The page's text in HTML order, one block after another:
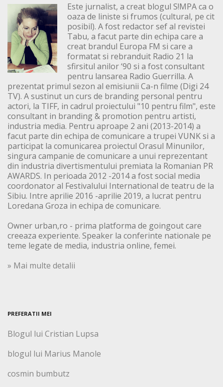
Este jurnalist, a creat blogul S!MPA ca o
oaza de liniste si frumos (cultural, pe cit
posibil). A fost redactor sef al revistei
Tabu, a facut parte din echipa care a
creat brandul Europa FM si care a
formatat si rebranduit Radio 21 la
sfirsitul anilor ‘90 si a fost consultant
pentru lansarea Radio Guerrilla. A
prezentat primul sezon al emisiunii Ca-n filme (Digi 24
TV). A sustinut un curs de branding personal pentru
actori, la TIFF, in cadrul proiectului "10 pentru film", este
consultant in branding & promotion pentru artisti,
industria media. Pentru aproape 2 ani (2013-2014) a
facut parte din echipa de comunicare a trupei VUNK si a
participat la comunicarea proiectul Orasul Minunilor,
singura campanie de comunicare a unui reprezentant
din industria divertismentului premiata la Romanian PR
AWARDS. In perioada 2012 -2014 a fost social media
coordonator al Festivalului International de teatru de la
Sibiu. Intre aprilie 2016 -aprilie 2019, a lucrat pentru
Loredana Groza in echipa de comunicare.
Owner urban,ro - prima platforma de goingout care
creeaza experiente. Speaker la conferinte nationale pe
teme legate de media, industria online, femei.
» Mai multe detalii
PREFERATII MEI
Blogul lui Cristian Lupsa
blogul lui Marius Manole
cosmin bumbutz